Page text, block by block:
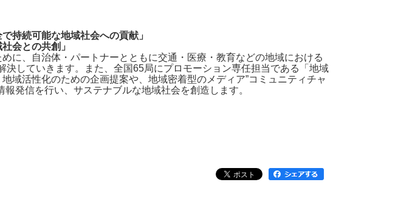
で持続可能な地域社会への貢献」
会との共創」
に、自治体・パートナーとともに交通・医療・教育などの地域における
決していきます。また、全国65局にプロモーション専任担当である「地域
域活性化のための企画提案や、地域密着型のメディア”コミュニティチャ
報発信を行い、サステナブルな地域社会を創造します。